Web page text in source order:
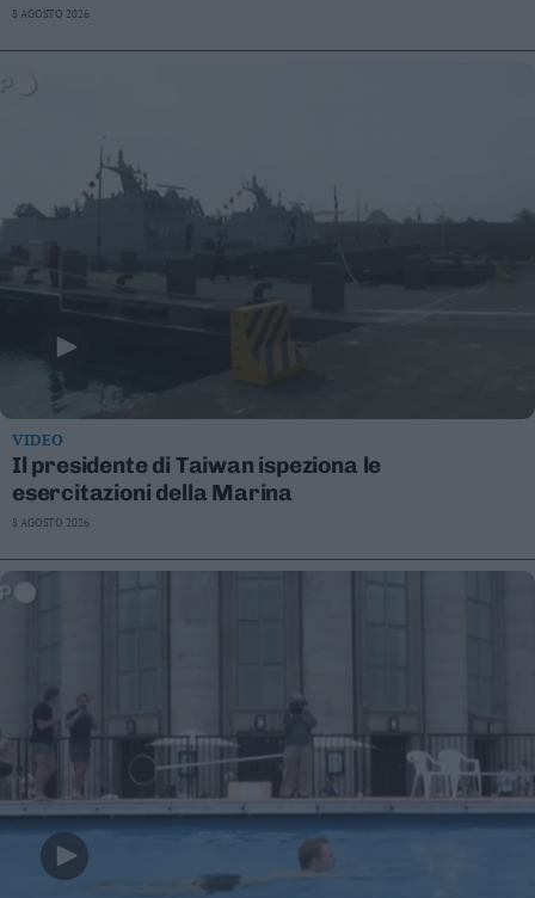
8 AGOSTO 2026
VIDEO
Il presidente di Taiwan ispeziona le
esercitazioni della Marina
8 AGOSTO 2026